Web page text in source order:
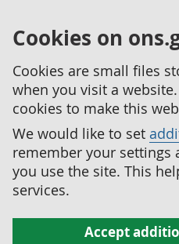
Cookies on
Cookies are small files
when you visit a
cookies to make this
We would like to set
remember your settings
you use the site. This
services.
Accept